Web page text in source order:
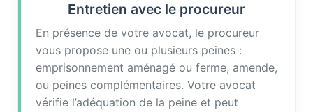
Entretien avec le procureur
En présence de votre avocat, le procureur
vous propose une ou plusieurs peines :
emprisonnement aménagé ou ferme, amende,
ou peines complémentaires. Votre avocat
vérifie l’adéquation de la peine et peut